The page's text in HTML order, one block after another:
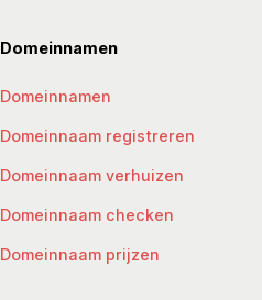
Domeinnamen
Domeinnamen
Domeinnaam registreren
Domeinnaam verhuizen
Domeinnaam checken
Domeinnaam prijzen